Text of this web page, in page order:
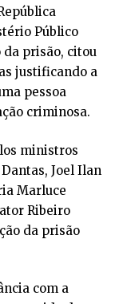
Público
da prisão, citou
justificando a
pessoa
criminosa.
ministros
Joel Ilan
Marluce
Ribeiro
da prisão
com a